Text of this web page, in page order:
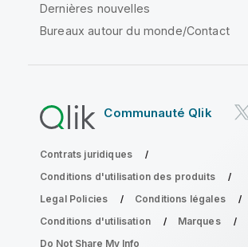
Dernières nouvelles
Bureaux autour du monde/Contact
Communauté Qlik
Contrats juridiques
Conditions d'utilisation des produits
Legal Policies
Conditions légales
Conditions d'utilisation
Marques
Do Not Share My Info